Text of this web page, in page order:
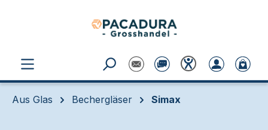
Aus Glas Bechergläser Simax